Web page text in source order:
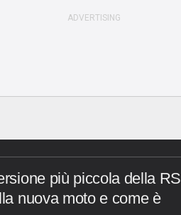
più piccola della RS
nuova moto e come è